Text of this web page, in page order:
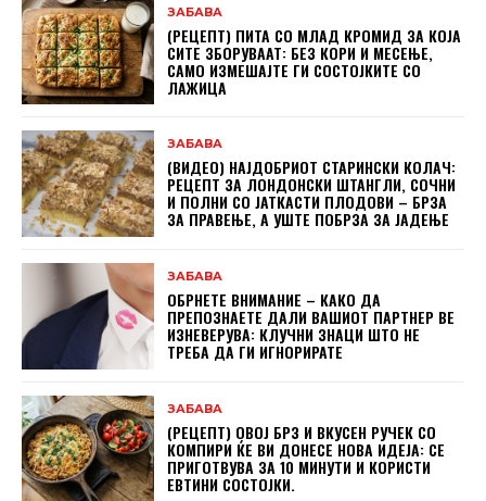
ЗАБАВА
(РЕЦЕПТ) ПИТА СО МЛАД КРОМИД ЗА КОЈА
СИТЕ ЗБОРУВААТ: БЕЗ КОРИ И МЕСЕЊЕ,
САМО ИЗМЕШАЈТЕ ГИ СОСТОЈКИТЕ СО
ЛАЖИЦА
ЗАБАВА
(ВИДЕО) НАЈДОБРИОТ СТАРИНСКИ КОЛАЧ:
РЕЦЕПТ ЗА ЛОНДОНСКИ ШТАНГЛИ, СОЧНИ
И ПОЛНИ СО ЈАТКАСТИ ПЛОДОВИ – БРЗА
ЗА ПРАВЕЊЕ, А УШТЕ ПОБРЗА ЗА ЈАДЕЊЕ
ЗАБАВА
ОБРНЕТЕ ВНИМАНИЕ – КАКО ДА
ПРЕПОЗНАЕТЕ ДАЛИ ВАШИОТ ПАРТНЕР ВЕ
ИЗНЕВЕРУВА: КЛУЧНИ ЗНАЦИ ШТО НЕ
ТРЕБА ДА ГИ ИГНОРИРАТЕ
ЗАБАВА
(РЕЦЕПТ) ОВОЈ БРЗ И ВКУСЕН РУЧЕК СО
КОМПИРИ ЌЕ ВИ ДОНЕСЕ НОВА ИДЕЈА: СЕ
ПРИГОТВУВА ЗА 10 МИНУТИ И КОРИСТИ
ЕВТИНИ СОСТОЈКИ.